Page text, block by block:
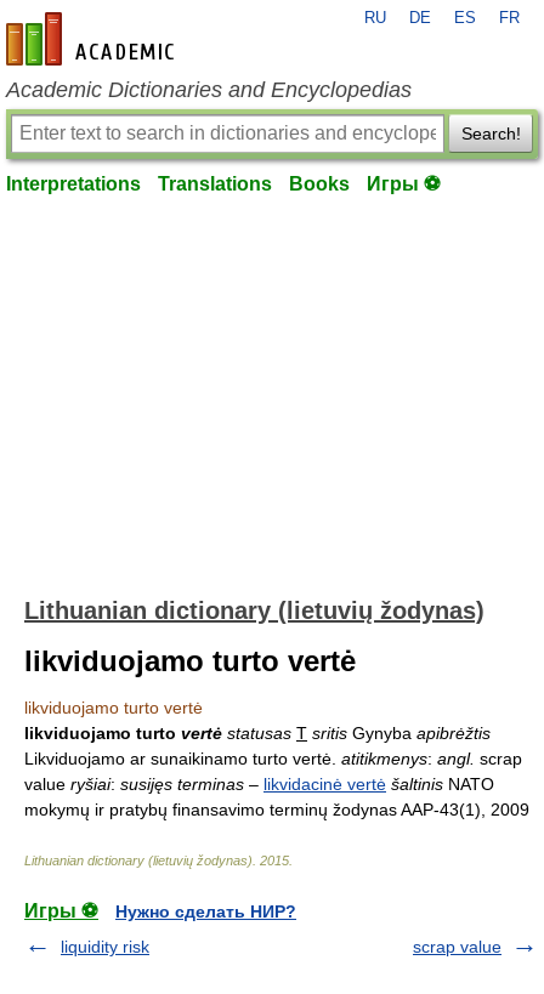
en-academic.com
RU DE ES FR
Academic Dictionaries and Encyclopedias
Search!
Interpretations Translations Books Игры ⚽
Lithuanian dictionary (lietuvių žodynas)
likviduojamo turto vertė
likviduojamo turto vertė
likviduojamo turto vertė statusas T sritis Gynyba apibrėžtis
Likviduojamo ar sunaikinamo turto vertė. atitikmenys: angl. scrap
value ryšiai: susijęs terminas – likvidacinė vertė šaltinis NATO
mokymų ir pratybų finansavimo terminų žodynas AAP-43(1), 2009
Lithuanian dictionary (lietuvių žodynas) 2015
Игры ⚽
Нужно сделать НИР?
liquidity risk
scrap value